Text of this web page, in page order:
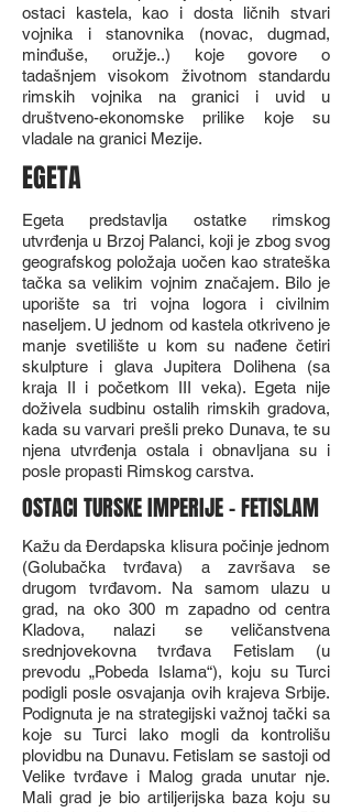
ostaci kastela, kao i dosta ličnih stvari
vojnika i stanovnika (novac, dugmad,
minđuše, oružje..) koje govore o
tadašnjem visokom životnom standardu
rimskih vojnika na granici i uvid u
društveno-ekonomske prilike koje su
vladale na granici Mezije.
EGETA
Egeta predstavlja ostatke rimskog
utvrđenja u Brzoj Palanci, koji je zbog svog
geografskog položaja uočen kao strateška
tačka sa velikim vojnim značajem. Bilo je
uporište sa tri vojna logora i civilnim
naseljem. U jednom od kastela otkriveno je
manje svetilište u kom su nađene četiri
skulpture i glava Jupitera Dolihena (sa
kraja II i početkom III veka). Egeta nije
doživela sudbinu ostalih rimskih gradova,
kada su varvari prešli preko Dunava, te su
njena utvrđenja ostala i obnavljana su i
posle propasti Rimskog carstva.
OSTACI TURSKE IMPERIJE - FETISLAM
Kažu da Đerdapska klisura počinje jednom
(Golubačka tvrđava) a završava se
drugom tvrđavom. Na samom ulazu u
grad, na oko 300 m zapadno od centra
Kladova, nalazi se veličanstvena
srednjovekovna tvrđava Fetislam (u
prevodu „Pobeda Islama“), koju su Turci
podigli posle osvajanja ovih krajeva Srbije.
Podignuta je na strategijski važnoj tački sa
koje su Turci lako mogli da kontrolišu
plovidbu na Dunavu. Fetislam se sastoji od
Velike tvrđave i Malog grada unutar nje.
Mali grad je bio artiljerijska baza koju su